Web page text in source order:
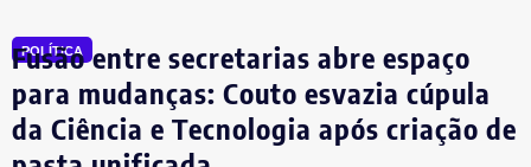
usuários das barcas.
Estrutura e funcionamento
POLÍTICA
Fusão entre secretarias abre espaço
para mudanças: Couto esvazia cúpula
da Ciência e Tecnologia após criação de